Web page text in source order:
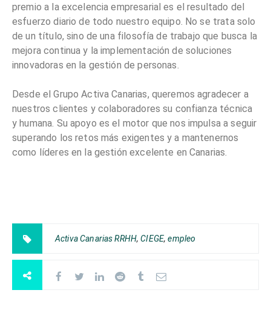
premio a la excelencia empresarial es el resultado del
esfuerzo diario de todo nuestro equipo. No se trata solo
de un título, sino de una filosofía de trabajo que busca la
mejora continua y la implementación de soluciones
innovadoras en la gestión de personas.
Desde el Grupo Activa Canarias, queremos agradecer a
nuestros clientes y colaboradores su confianza técnica
y humana. Su apoyo es el motor que nos impulsa a seguir
superando los retos más exigentes y a mantenernos
como líderes en la gestión excelente en Canarias.
Activa Canarias RRHH,CIEGE,empleo